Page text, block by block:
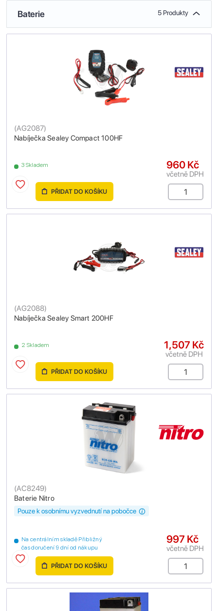
Baterie 5 Produkty
Nabíječka Sealey Compact 100HF
(AG2087)
3 Skladem 960 Kč
včetně DPH
PŘIDAT DO KOŠÍKU
Nabíječka Sealey Smart 200HF
(AG2088)
2 Skladem 1,507 Kč
včetně DPH
PŘIDAT DO KOŠÍKU
Baterie Nitro
(AC8249)
Na centrálním skladě Přibližný
čas doručení 9 dní od nákupu
Pouze k osobnímu vyzvednutí na pobočce
997 Kč
včetně DPH
PŘIDAT DO KOŠÍKU